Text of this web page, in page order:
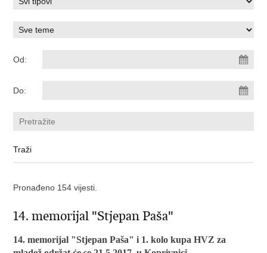
Od:
Do:
Pronađeno 154 vijesti.
14. memorijal "Stjepan Paša"
14. memorijal "Stjepan Paša" i 1. kolo kupa HVZ za